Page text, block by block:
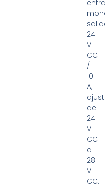
24
V
CC
/
10
A,
de
24
V
CC
a
28
V
CC.